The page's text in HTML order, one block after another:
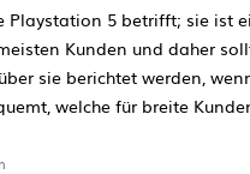
Playstation 5 betrifft; sie ist
Kunden und daher
sie berichtet werden,
welche für breite